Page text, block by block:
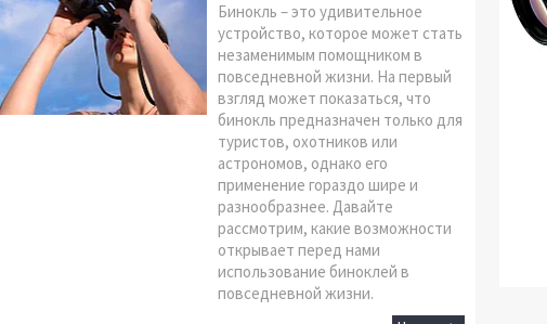
Бинокль – это удивительное
устройство, которое может стать
незаменимым помощником в
повседневной жизни. На первый
взгляд может показаться, что
бинокль предназначен только для
туристов, охотников или
астрономов, однако его
применение гораздо шире и
разнообразнее. Давайте
рассмотрим, какие возможности
открывает перед нами
использование биноклей в
повседневной жизни.